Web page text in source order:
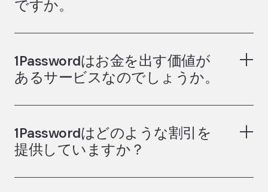
レーター
ユーザー名ジェネレーター
ですか。
1Passwordはお金を出す価値が
あるサービスなのでしょうか。
1Passwordはどのような割引を
提供していますか？